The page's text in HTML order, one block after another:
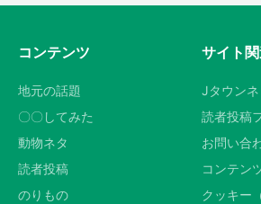
コンテンツ
地元の話題
〇〇してみた
動物ネタ
読者投稿
のりもの
サイト
Jタウン
読者投稿
お問い合
コンテン
クッキー